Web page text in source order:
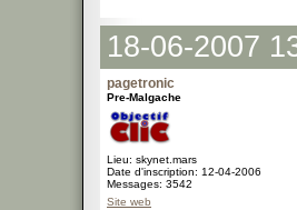
18-06-2007
pagetronic
Pre-Malgache
Lieu: skynet.mars
Date d'inscription: 12-04-2006
Messages: 3542
Site web